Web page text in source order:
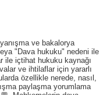
ve bakalorya
"Dava hukuku" nedeni ile
ile içtihat hukuku kaynağı
ve ihtilaflar için yararlı
özellikle nerede, nasıl,
paylaşma yorumlama